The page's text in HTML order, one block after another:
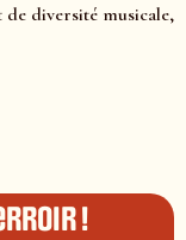
de diversité musicale,
!